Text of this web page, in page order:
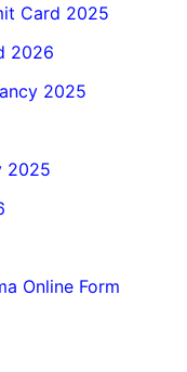
Card 2025
2026
2025
2025
Online Form